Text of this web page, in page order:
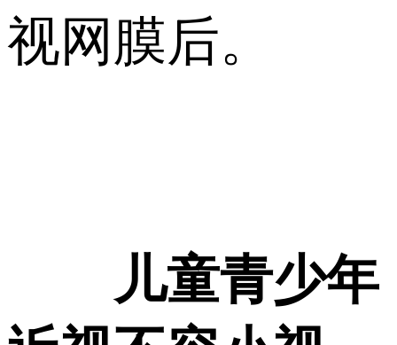
视网膜后。
儿童青少年